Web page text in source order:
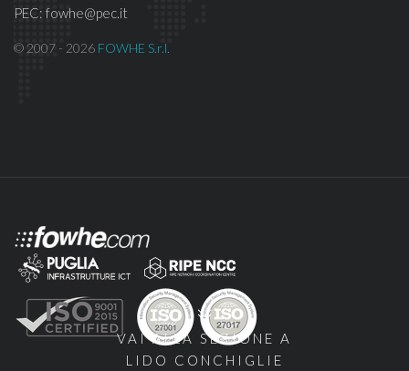
VAI ALLA SEZIONE A
LIDO CONCHIGLIE
PEC: fowhe@pec.it
© 2007 - 2026 FOWHE S.r.l.